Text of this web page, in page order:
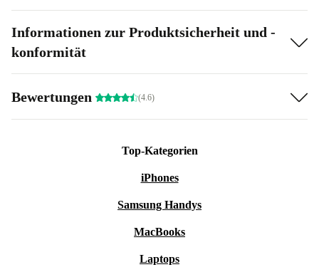
Informationen zur Produktsicherheit und -
konformität
Bewertungen (4.6)
Top-Kategorien
iPhones
Samsung Handys
MacBooks
Laptops